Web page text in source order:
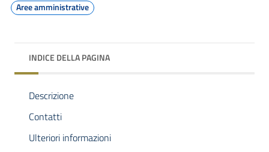
Aree amministrative
INDICE DELLA PAGINA
Descrizione
Contatti
Ulteriori informazioni